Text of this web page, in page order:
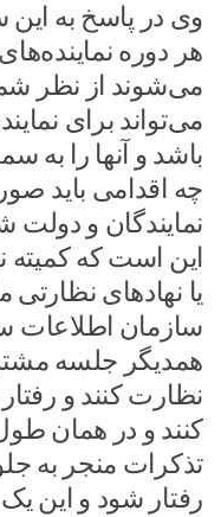
وی در پاسخ به این
هر دوره
می‌شوند از نظر
می‌تواند برای
باشد و آنها را
چه اقدامی باید
نمایندگان و
این است که
یا نهادهای نظارتی
سازمان اطلاعات
همدیگر جلسه
نظارت کنند و
کنند و در همان
تذکرات منجر به
رفتار شود و این